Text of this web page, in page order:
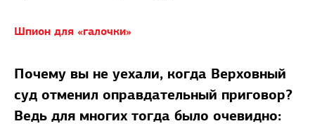
Шпион для «галочки»
Почему вы не уехали, когда Верховный
суд отменил оправдательный приговор?
Ведь для многих тогда было очевидно: